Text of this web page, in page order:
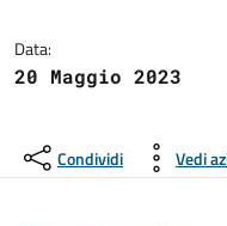
Data:
20 Maggio 2023
Condividi Vedi